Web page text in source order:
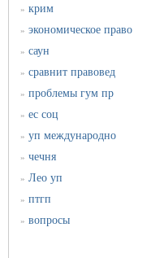
» крим
» экономическое право
» саун
» сравнит правовед
» проблемы гум пр
» ес соц
» уп международно
» чечня
» Лео уп
» птгп
» вопросы